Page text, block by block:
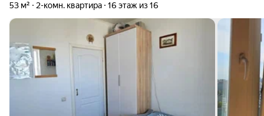
53 м² 2-комн. квартира 16 этаж из 16